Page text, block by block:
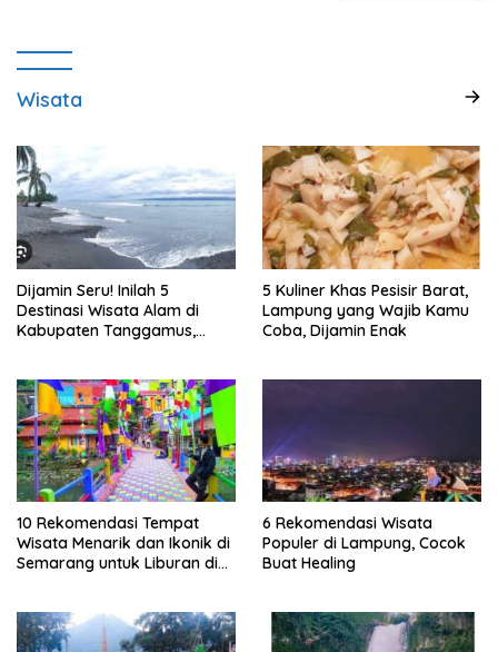
Wisata
Dijamin Seru! Inilah 5
Destinasi Wisata Alam di
Kabupaten Tanggamus,
5 Kuliner Khas Pesisir Barat,
Lampung yang Wajib Kamu
Coba, Dijamin Enak
10 Rekomendasi Tempat
Wisata Menarik dan Ikonik di
Semarang untuk Liburan di
6 Rekomendasi Wisata
Populer di Lampung, Cocok
Buat Healing